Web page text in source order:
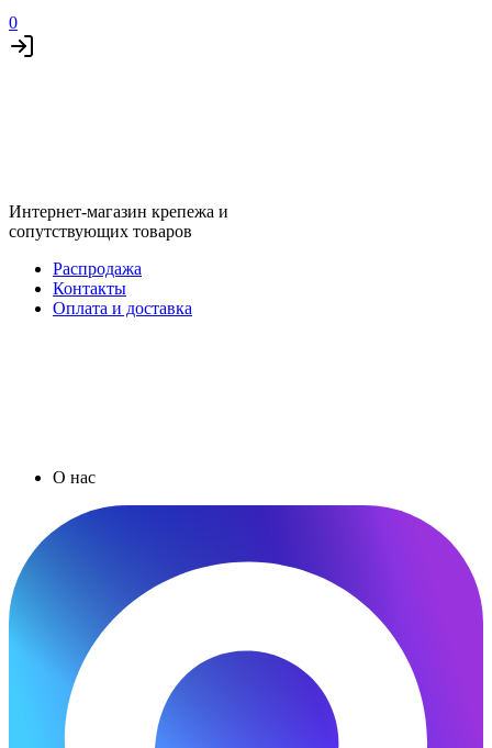
0
Интернет-магазин крепежа и
сопутствующих товаров
Распродажа
Контакты
Оплата и доставка
О нас